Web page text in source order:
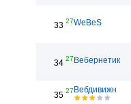
33 27WeBeS
34 27 Вебернетик
35 27 Вебдивижн